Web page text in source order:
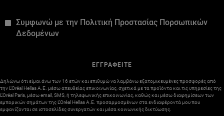
Συμφωνώ με την Πολιτική Προστασίας Πορσωπικών
Δεδομένων
ΕΓΓΡΑΦΕΙΤΕ
Δηλώνω ότι είμαι άνω των 16 ετών και επιθυμώ να λαμβάνω εξατομικευμένες προσφορές από
την L’Oréal Hellas A.E. μέσω απευθείας επικοινωνίας, σχετικά με τα προϊόντα και τις υπηρεσίες της
L’Oréal Paris, μέσω email, SMS, ή τηλεφωνικής επικοινωνίας, καθώς και μέσω διαφημίσεων των
εμπορικών σημάτων της L’Oréal Hellas A.E. προσαρμοσμένων στα ενδιαφέροντά μου που
εμφανίζονται σε ιστοσελίδες συνεργατών και μέσα κοινωνικής δικτύωσης.